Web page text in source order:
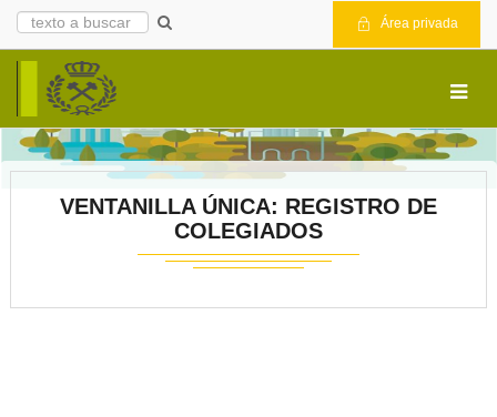
Área privada
VENTANILLA ÚNICA: REGISTRO DE
COLEGIADOS